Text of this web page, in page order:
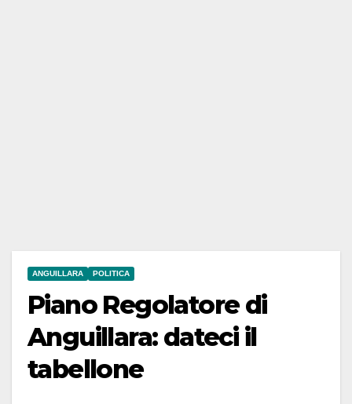
ANGUILLARA POLITICA
Piano Regolatore di
Anguillara: dateci il
tabellone